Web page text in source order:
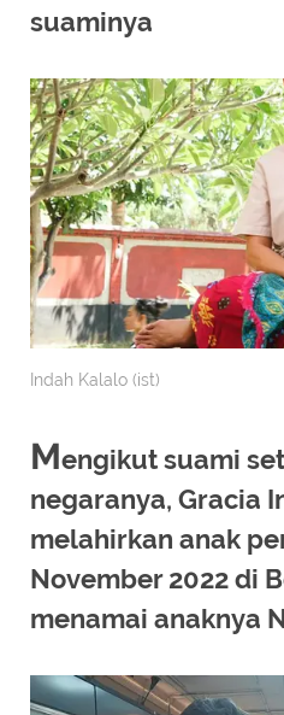
suaminya
Indah Kalalo (ist)
Mengikut suami
negaranya, Gracia
melahirkan anak
November 2022 di
menamai anaknya